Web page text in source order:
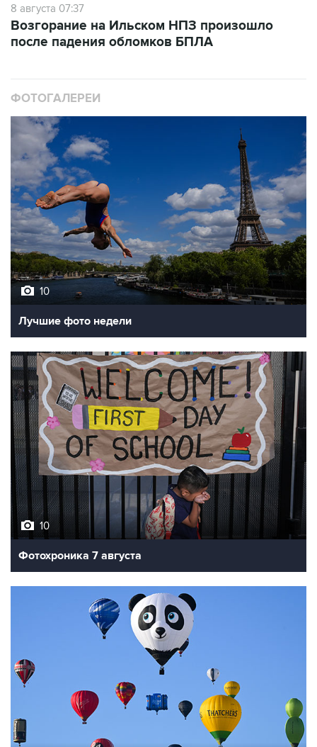
8 августа 07:37
Возгорание на Ильском НПЗ произошло
после падения обломков БПЛА
ФОТОГАЛЕРЕИ
10
Лучшие фото недели
10
Фотохроника 7 августа